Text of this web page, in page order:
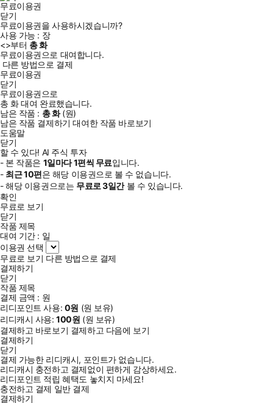
무료이용권
닫기
무료이용권을 사용하시겠습니까?
사용 가능 : 장
<>부터 총화
무료이용권으로 대여합니다.
다른 방법으로 결제
무료이용권
닫기
무료이용권으로
총 화대여 완료했습니다.
남은 작품 : 총화(원)
남은 작품 결제하기 대여한 작품 바로보기
도움말
닫기
할 수 있다! AI 주식 투자
- 본 작품은 1일마다1편씩 무료입니다.
- 최근10편은 해당 이용권으로 볼 수 없습니다.
- 해당 이용권으로는 무료로3일간볼 수 있습니다.
확인
무료로 보기
닫기
작품 제목
대여 기간 : 일
이용권 선택
무료로 보기 다른 방법으로 결제
결제하기
닫기
작품 제목
결제 금액 : 원
리디포인트 사용: 0원 (원 보유)
리디캐시 사용:100원 (원 보유)
결제하고 바로보기 결제하고 다음에 보기
결제하기
닫기
결제 가능한 리디캐시, 포인트가 없습니다.
리디캐시 충전하고 결제없이 편하게 감상하세요.
리디포인트 적립 혜택도 놓치지 마세요!
충전하고 결제 일반 결제
결제하기